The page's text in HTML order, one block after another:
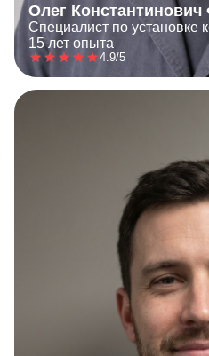
Олег
Специалист по установке
15 лет опыта
4.9/5